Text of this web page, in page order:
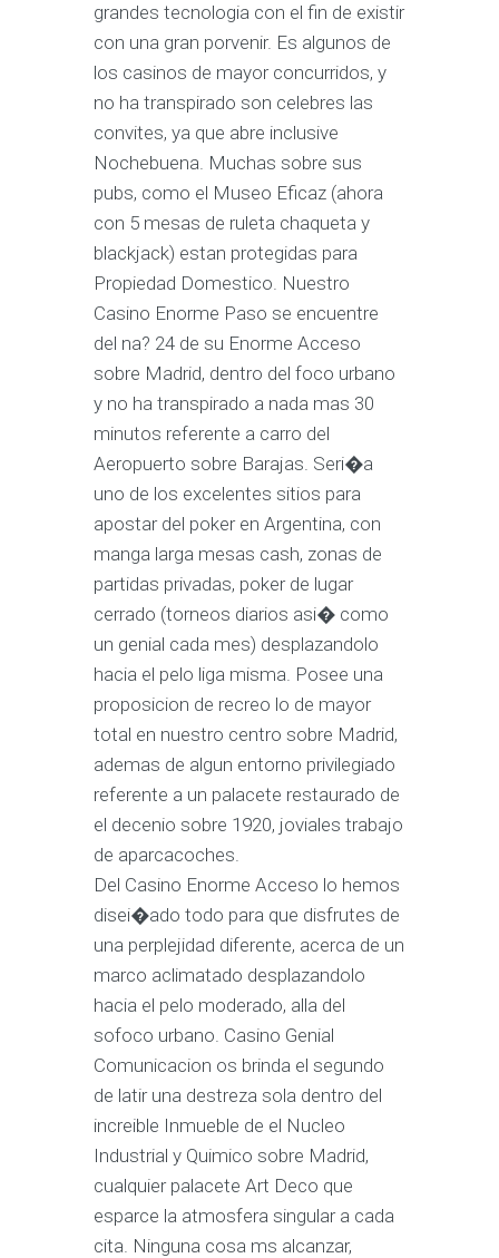
grandes tecnologia con el fin de existir
con una gran porvenir. Es algunos de
los casinos de mayor concurridos, y
no ha transpirado son celebres las
convites, ya que abre inclusive
Nochebuena. Muchas sobre sus
pubs, como el Museo Eficaz (ahora
con 5 mesas de ruleta chaqueta y
blackjack) estan protegidas para
Propiedad Domestico. Nuestro
Casino Enorme Paso se encuentre
del na? 24 de su Enorme Acceso
sobre Madrid, dentro del foco urbano
y no ha transpirado a nada mas 30
minutos referente a carro del
Aeropuerto sobre Barajas. Seri�a
uno de los excelentes sitios para
apostar del poker en Argentina, con
manga larga mesas cash, zonas de
partidas privadas, poker de lugar
cerrado (torneos diarios asi� como
un genial cada mes) desplazandolo
hacia el pelo liga misma. Posee una
proposicion de recreo lo de mayor
total en nuestro centro sobre Madrid,
ademas de algun entorno privilegiado
referente a un palacete restaurado de
el decenio sobre 1920, joviales trabajo
de aparcacoches.
Del Casino Enorme Acceso lo hemos
disei�ado todo para que disfrutes de
una perplejidad diferente, acerca de un
marco aclimatado desplazandolo
hacia el pelo moderado, alla del
sofoco urbano. Casino Genial
Comunicacion os brinda el segundo
de latir una destreza sola dentro del
increible Inmueble de el Nucleo
Industrial y Quimico sobre Madrid,
cualquier palacete Art Deco que
esparce la atmosfera singular a cada
cita. Ninguna cosa ms alcanzar,